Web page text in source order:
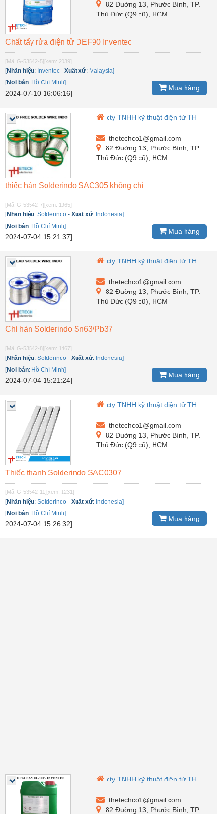
82 Đường 13, Phước Bình, TP.
Thủ Đức (Q9 cũ), HCM
Chất tẩy rửa điện tử DEF90 Inventec
[Mã: G-53542-5] [xem: 2039]
[Nhãn hiệu: Inventec - Xuất xứ: Malaysia]
[Nơi bán: Hồ Chí Minh]
2024-07-10 16:06:16]
Mua hàng
cty TNHH kỹ thuật điện tử TH
thetechco1@gmail.com
82 Đường 13, Phước Bình, TP.
Thủ Đức (Q9 cũ), HCM
thiếc hàn Solderindo SAC305 không chì
[Mã: G-53542-7] [xem: 1965]
[Nhãn hiệu: Solderindo - Xuất xứ: Indonesia]
[Nơi bán: Hồ Chí Minh]
2024-07-04 15:21:37]
Mua hàng
cty TNHH kỹ thuật điện tử TH
thetechco1@gmail.com
82 Đường 13, Phước Bình, TP.
Thủ Đức (Q9 cũ), HCM
Chì hàn Solderindo Sn63/Pb37
[Mã: G-53542-8] [xem: 1467]
[Nhãn hiệu: Solderindo - Xuất xứ: Indonesia]
[Nơi bán: Hồ Chí Minh]
2024-07-04 15:21:24]
Mua hàng
cty TNHH kỹ thuật điện tử TH
thetechco1@gmail.com
82 Đường 13, Phước Bình, TP.
Thủ Đức (Q9 cũ), HCM
Thiếc thanh Solderindo SAC0307
[Mã: G-53542-11] [xem: 1231]
[Nhãn hiệu: Solderindo - Xuất xứ: Indonesia]
[Nơi bán: Hồ Chí Minh]
2024-07-04 15:26:32]
Mua hàng
cty TNHH kỹ thuật điện tử TH
thetechco1@gmail.com
82 Đường 13, Phước Bình, TP.